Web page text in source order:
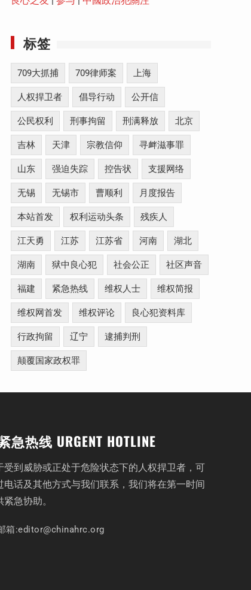
标签
709大抓捕 709律师案 上海
人权捍卫者 倡导行动 公开信
公民权利 刑事拘留 刑满释放 北京
吉林 天津 宗教信仰 寻衅滋事罪
山东 强迫失踪 控告状 支援网络
无锡 无锡市 曹顺利 月度报告
本站首发 权利运动头条 残疾人
江天勇 江苏 江苏省 河南 湖北
湖南 狱中良心犯 社会公正 社区声音
福建 紧急热线 维权人士 维权简报
维权网首发 维权评论 良心犯资料库
行政拘留 辽宁 逮捕判刑
颠覆国家政权罪
急热线 URGENT HOTLINE
受到威胁或正处于危险状态下的人权捍卫者，可
电话及其他方式与我们联系，我们将在第一时间
紧急协助。
箱:editor@chinahrc.org